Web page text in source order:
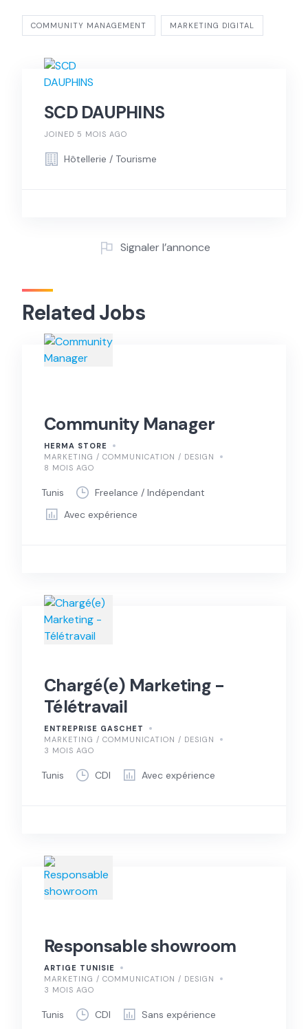
COMMUNITY MANAGEMENT MARKETING DIGITAL
SCD DAUPHINS
JOINED 5 MOIS AGO
Hôtellerie / Tourisme
Signaler l’annonce
Related Jobs
Community Manager
HERMA STORE
MARKETING / COMMUNICATION / DESIGN
8 MOIS AGO
Tunis
Freelance / Indépendant
Avec expérience
Chargé(e) Marketing -
Télétravail
ENTREPRISE GASCHET
MARKETING / COMMUNICATION / DESIGN
3 MOIS AGO
Tunis CDI Avec expérience
Responsable showroom
ARTIGE TUNISIE
MARKETING / COMMUNICATION / DESIGN
3 MOIS AGO
Tunis CDI Sans expérience